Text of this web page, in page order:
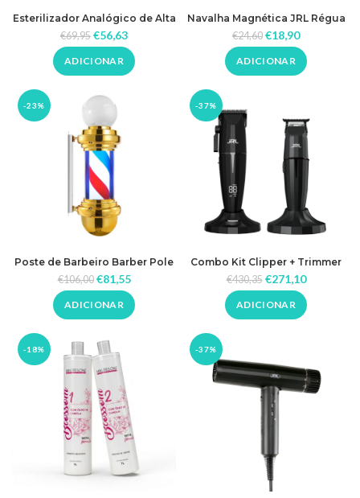
Esterilizador Analógico de Alta
Temperatura 300w GL NAILS
€69,95 €56,63
ADICIONAR
Navalha Magnética JRL Régua
€24,60 €18,90
ADICIONAR
-23%
Poste de Barbeiro Barber Pole
Johnny Globe Gold
€106,00 €81,55
ADICIONAR
-37%
Combo Kit Clipper + Trimmer
Onyx Black JRL
€430,35 €271,10
ADICIONAR
-18% -37%